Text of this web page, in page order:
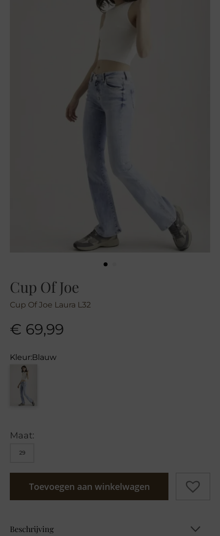
Cup Of Joe
Cup Of Joe Laura L32
€ 69,99
Kleur:Blauw
Maat:
29
Toevoegen aan winkelwagen
Beschrijving